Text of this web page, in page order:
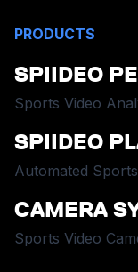
PRODUCTS
SPIIDEO
Sports Video
SPIIDEO
Automated
CAMERA
Sports Video